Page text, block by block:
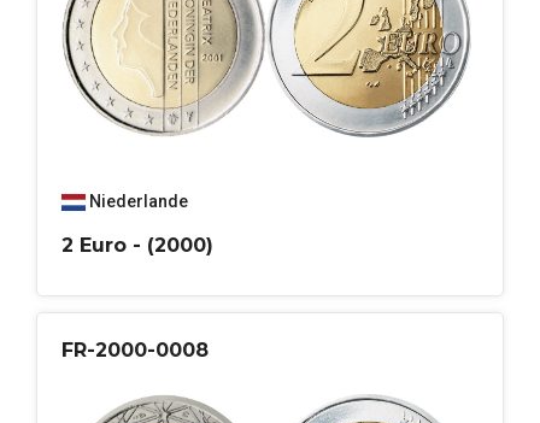
Niederlande
2 Euro - (2000)
FR-2000-0008